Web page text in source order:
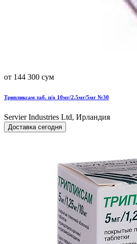
от 144 300 сум
Трипликсам таб. п/о 10мг/2.5мг/5мг №30
Servier Industries Ltd, Ирландия
Доставка сегодня